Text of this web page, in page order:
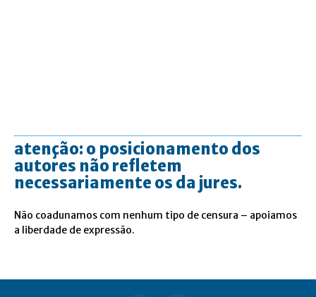
atenção: o posicionamento dos
autores não refletem
necessariamente os da jures.
Não coadunamos com nenhum tipo de censura – apoiamos
a liberdade de expressão.